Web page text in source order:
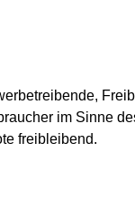
im Sinne
freibleibend.